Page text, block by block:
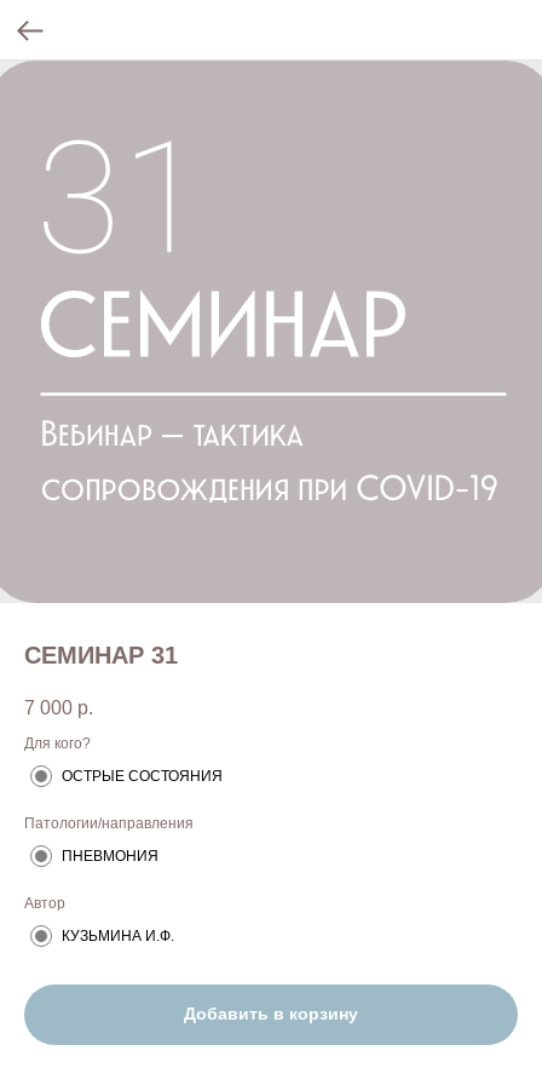
СЕМИНАР 31
7 000 р.
Для кого?
ОСТРЫЕ СОСТОЯНИЯ
Патологии/направления
ПНЕВМОНИЯ
Автор
КУЗЬМИНА И.Ф.
Добавить в корзину